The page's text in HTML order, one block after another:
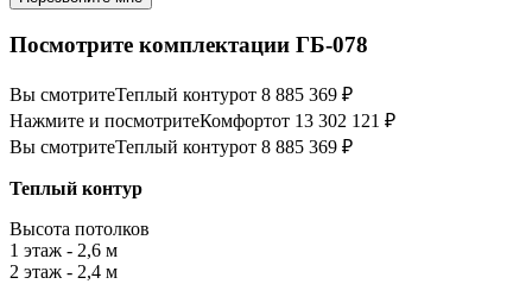
Посмотрите комплектации ГБ-078
Вы смотритеТеплый контурот 8 885 369 ₽
Нажмите и посмотритеКомфортот 13 302 121 ₽
Вы смотритеТеплый контурот 8 885 369 ₽
Теплый контур
Высота потолков
1 этаж - 2,6 м
2 этаж - 2,4 м